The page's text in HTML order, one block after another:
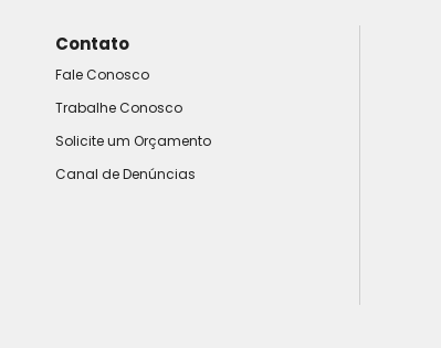
Contato
Fale Conosco
Trabalhe Conosco
Solicite um Orçamento
Canal de Denúncias